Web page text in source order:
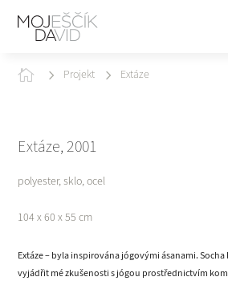
 Projekt Extáze
Extáze, 2001
polyester, sklo, ocel
104 x 60 x 55 cm
Extáze – byla inspirována jógovými ásanami.
vyjádřit mé zkušenosti s jógou prostřednictvím